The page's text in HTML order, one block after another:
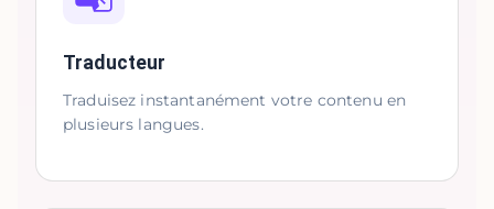
Traducteur
Traduisez instantanément votre contenu en
plusieurs langues.